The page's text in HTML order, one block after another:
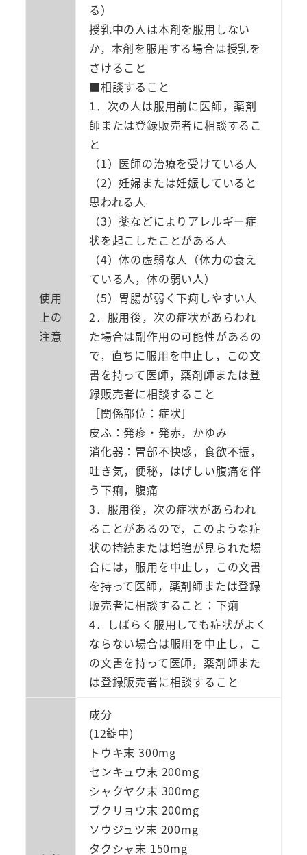
使用
上の
注意
る）
授乳中の人は本剤を服用しない
か，本剤を服用する場合は授乳を
さけること
■相談すること
1．次の人は服用前に医師，薬剤
師または登録販売者に相談するこ
と
（1）医師の治療を受けている人
（2）妊婦または妊娠していると
思われる人
（3）薬などによりアレルギー症
状を起こしたことがある人
（4）体の虚弱な人（体力の衰え
ている人，体の弱い人）
（5）胃腸が弱く下痢しやすい人
2．服用後，次の症状があらわれ
た場合は副作用の可能性があるの
で，直ちに服用を中止し，この文
書を持って医師，薬剤師または登
録販売者に相談すること
［関係部位：症状］
皮ふ：発疹・発赤，かゆみ
消化器：胃部不快感，食欲不振，
吐き気，便秘，はげしい腹痛を伴
う下痢，腹痛
3．服用後，次の症状があらわれ
ることがあるので，このような症
状の持続または増強が見られた場
合には，服用を中止し，この文書
を持って医師，薬剤師または登録
販売者に相談すること：下痢
4．しばらく服用しても症状がよく
ならない場合は服用を中止し，こ
の文書を持って医師，薬剤師また
は登録販売者に相談すること
成分
(12錠中)
トウキ末 300mg
センキュウ末 200mg
シャクヤク末 300mg
ブクリョウ末 200mg
ソウジュツ末 200mg
タクシャ末 150mg